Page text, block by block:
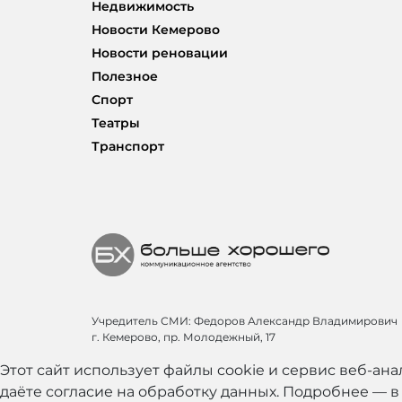
Недвижимость
Новости Кемерово
Новости реновации
Полезное
Спорт
Театры
Транспорт
Учредитель СМИ: Федоров Александр Владимирович
г. Кемерово, пр. Молодежный, 17
Этот сайт использует файлы cookie и сервис веб-
даёте согласие на обработку данных. Подробнее — в